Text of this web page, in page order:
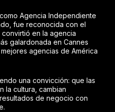
Agencia Independiente
fue reconocida con el
convirtió en la agencia
galardonada en Cannes
agencias de América
una convicción: que las
la cultura, cambian
de negocio con